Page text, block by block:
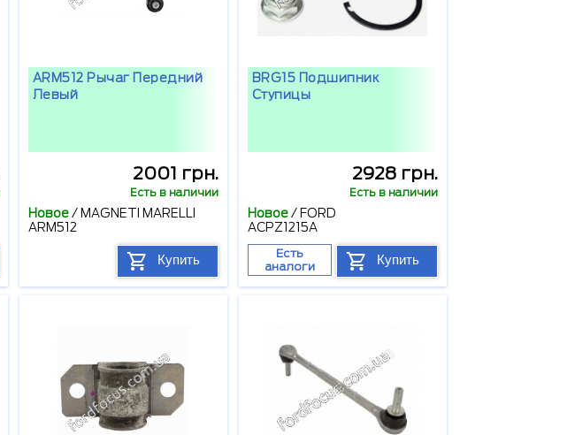
ARM512 Рычаг Передний
Левый
2001 грн.
Есть в наличии
Новое/ MAGNETI MARELLI
ARM512
Купить
BRG15 Подшипник
Ступицы
2928 грн.
Есть в наличии
Новое/ FORD
ACPZ1215A
Есть
аналоги
Купить